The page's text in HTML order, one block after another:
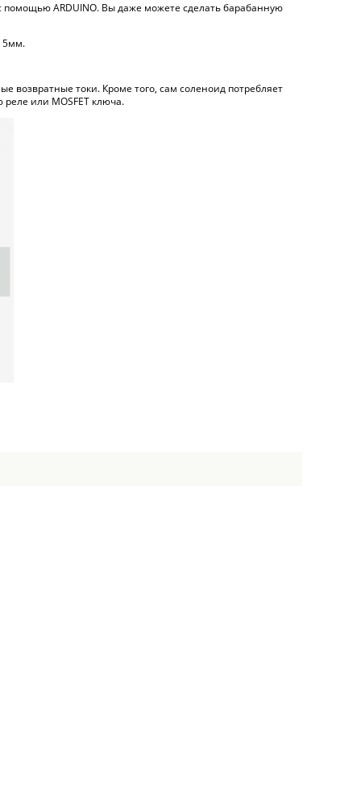
помощью ARDUINO. Вы даже можете сделать барабанную
5мм.
возвратные токи. Кроме того, сам соленоид потребляет
или MOSFET ключа.